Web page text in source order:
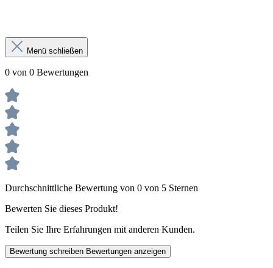
Menü schließen
0 von 0 Bewertungen
Durchschnittliche Bewertung von 0 von 5 Sternen
Bewerten Sie dieses Produkt!
Teilen Sie Ihre Erfahrungen mit anderen Kunden.
Bewertung schreiben Bewertungen anzeigen